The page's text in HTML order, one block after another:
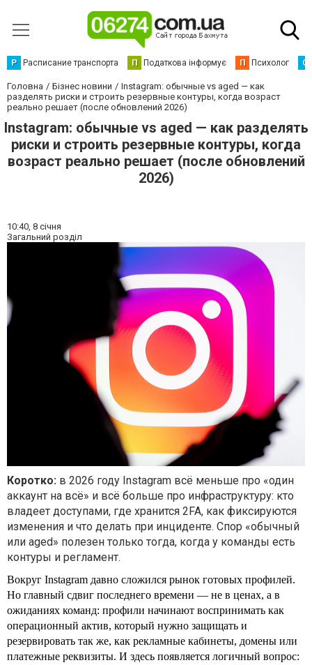
Р Расписание транспорта П Податкова інформує П Психолог С
Головна Бізнес новини
Instagram: обычные vs aged — как
разделять риски и строить резервные контуры, когда возраст
реально решает (после обновлений 2026)
Instagram: обычные vs aged — как разделять
риски и строить резервные контуры, когда
возраст реально решает (после обновлений
2026)
10:40, 8 січня
Загальний розділ
Коротко: в 2026 году Instagram всё меньше про «один
аккаунт на всё» и всё больше про инфраструктуру: кто
владеет доступами, где хранится 2FA, как фиксируются
изменения и что делать при инциденте. Спор «обычный
или aged» полезен только тогда, когда у команды есть
контуры и регламент.
Вокруг Instagram давно сложился рынок готовых профилей.
Но главный сдвиг последнего времени — не в ценах, а в
ожиданиях команд: профили начинают воспринимать как
операционный актив, который нужно защищать и
резервировать так же, как рекламные кабинеты, домены или
платежные реквизиты. И здесь появляется логичный вопрос: